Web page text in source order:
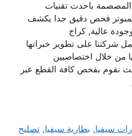
المصصمة باحدث تقنيات
وكمبوتر فحص دقيق جدا يكشف
عالية, كراج
شركتنا على تطوير خبراتها
من خلال اختصاصيين
نقوم بفحص كافة القطع عبر
سيفيا, بطارية سيفيا,تصليح